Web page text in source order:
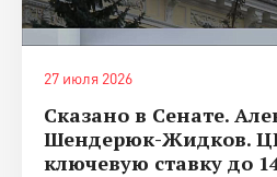
27 июля 2026
Сказано в Сенате.
Шендерюк-Жидков.
ключевую ставку до